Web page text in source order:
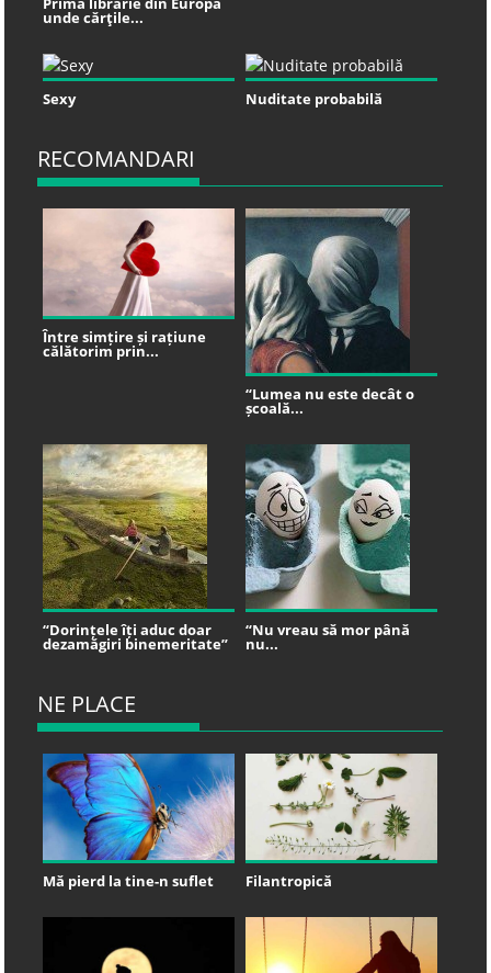
unde cărţile...
Sexy Nuditate probabilă
RECOMANDARI
Între simțire și rațiune
călătorim prin...
“Lumea nu este decât o
școală...
“Dorințele îți aduc doar
dezamăgiri binemeritate”
“Nu vreau să mor până
nu...
NE PLACE
Mă pierd la tine-n suflet Filantropică